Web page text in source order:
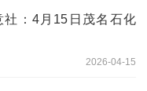
社：4月15日茂名石化
2026-04-15